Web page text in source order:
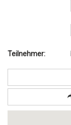
Teilnehmer: